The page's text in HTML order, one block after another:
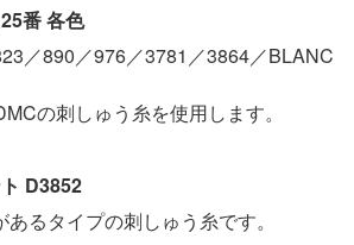
番 各色
／890／976／3781／3864／BLANC
の刺しゅう糸を使用します。
D3852
るタイプの刺しゅう糸です。